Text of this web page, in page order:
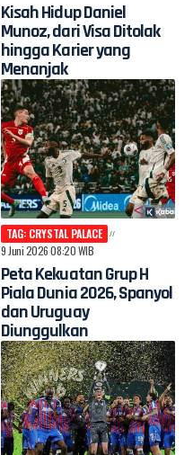
Kisah Hidup Daniel
Munoz, dari Visa Ditolak
hingga Karier yang
Menanjak
TAG: CRYSTAL PALACE
9 Juni 2026 08:20 WIB
Peta Kekuatan Grup H
Piala Dunia 2026, Spanyol
dan Uruguay
Diunggulkan